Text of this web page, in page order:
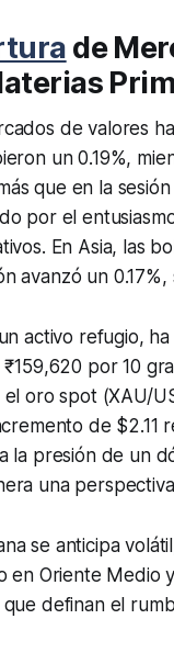
de
de valores
un 0.19%,
que en la
por el
En Asia, las
avanzó un
activo refugio,
₹159,620 por 10
el oro spot (XAU/
de $2.11
la presión de un
una
se anticipa
en Oriente Medio
que definan el